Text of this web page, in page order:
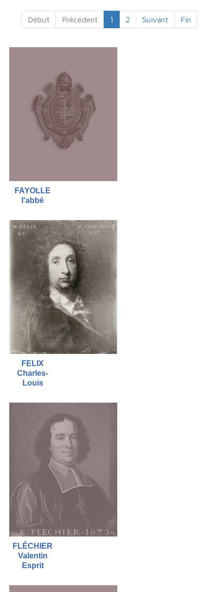
Début Précédent 1 2 Suivant Fin
FAYOLLE
l'abbé
FELIX
Charles-
Louis
FLÉCHIER
Valentin
Esprit